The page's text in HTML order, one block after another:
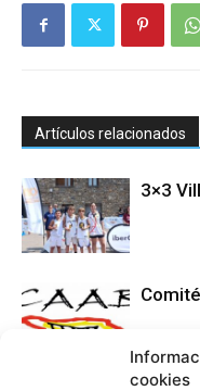
cookies
Artículos relacionados
3×3